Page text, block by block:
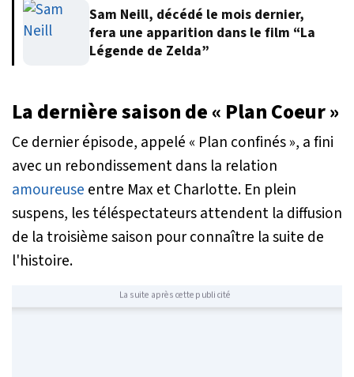
Sam Neill, décédé le mois dernier,
fera une apparition dans le film “La
Légende de Zelda”
La dernière saison de « Plan Coeur »
Ce dernier épisode, appelé « Plan confinés », a fini
avec un rebondissement dans la relation
amoureuse entre Max et Charlotte. En plein
suspens, les téléspectateurs attendent la diffusion
de la troisième saison pour connaître la suite de
l'histoire.
La suite après cette publicité